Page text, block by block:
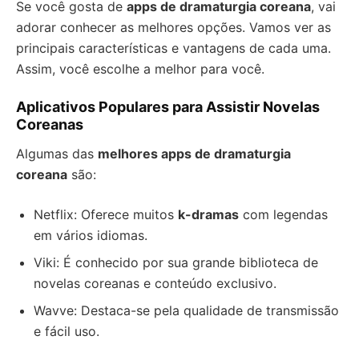
Se você gosta de apps de dramaturgia coreana, vai
adorar conhecer as melhores opções. Vamos ver as
principais características e vantagens de cada uma.
Assim, você escolhe a melhor para você.
Aplicativos Populares para Assistir Novelas
Coreanas
Algumas das melhores apps de dramaturgia
coreana são:
Netflix: Oferece muitos k-dramas com legendas
em vários idiomas.
Viki: É conhecido por sua grande biblioteca de
novelas coreanas e conteúdo exclusivo.
Wavve: Destaca-se pela qualidade de transmissão
e fácil uso.